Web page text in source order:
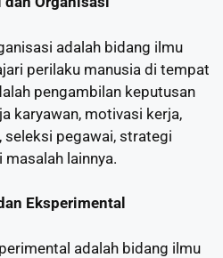
adalah bidang ilmu
perilaku manusia di tempat
pengambilan keputusan
karyawan, motivasi kerja,
pegawai, strategi
lainnya.
Eksperimental
adalah bidang ilmu